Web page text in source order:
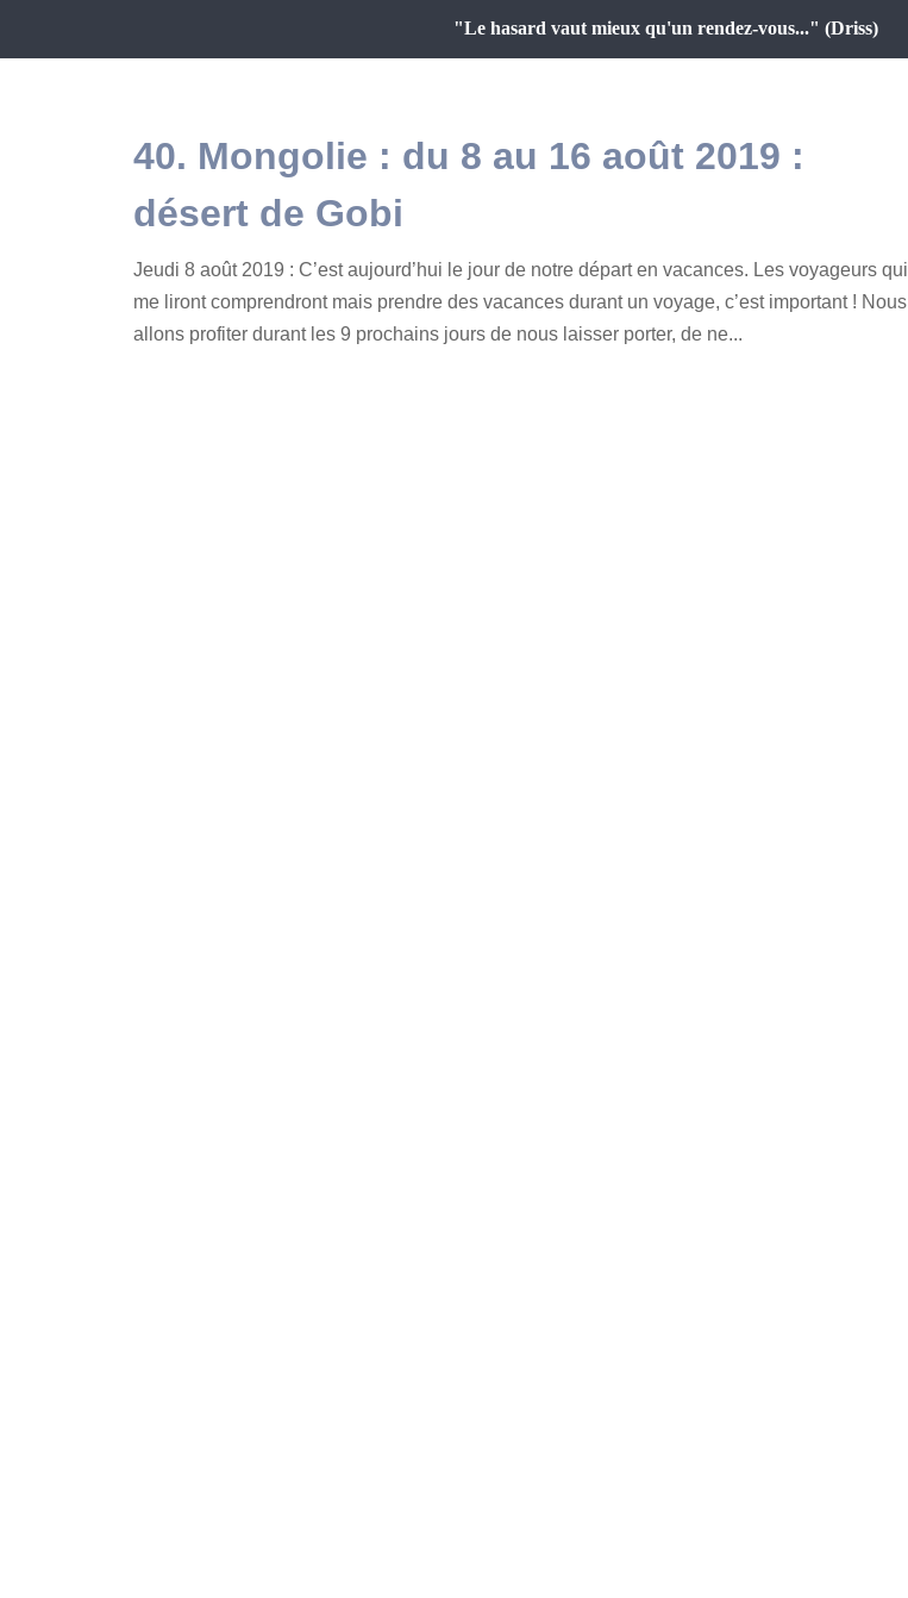
"Le hasard vaut mieux qu'un rendez-vous..." (Driss)
40. Mongolie : du 8 au 16 août 2019 :
désert de Gobi
Jeudi 8 août 2019 : C’est aujourd’hui le jour de notre départ en vacances. Les voyageurs qui
me liront comprendront mais prendre des vacances durant un voyage, c’est important ! Nous
allons profiter durant les 9 prochains jours de nous laisser porter, de ne...